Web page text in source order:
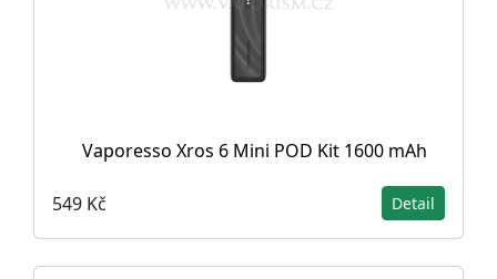
Vaporesso Xros 6 Mini POD Kit 1600 mAh
549 Kč Detail